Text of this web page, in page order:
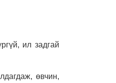
ил задгай
өвчин,